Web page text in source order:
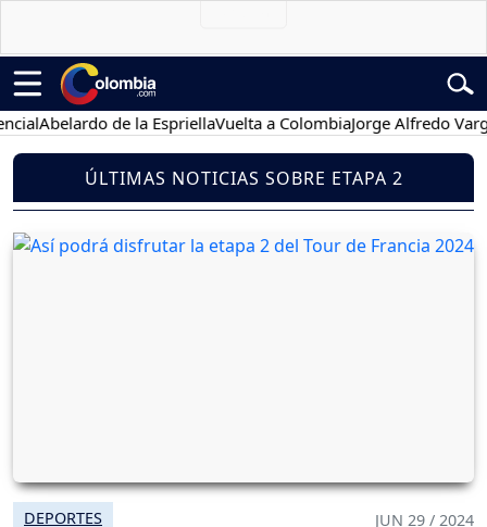
Abelardo de la EspriellaVuelta a ColombiaJorge Alfredo Vargas
ÚLTIMAS NOTICIAS SOBRE ETAPA 2
DEPORTES JUN 29 / 2024